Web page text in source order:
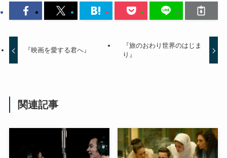
『映画を愛する君へ』
『旅のおわり世界のはじま
り』
関連記事